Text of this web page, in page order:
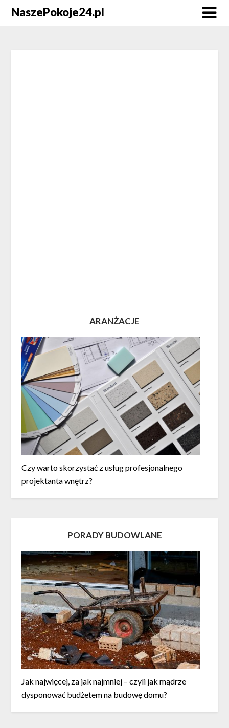
NaszePokoje24.pl
ARANŻACJE
Czy warto skorzystać z usług profesjonalnego
projektanta wnętrz?
PORADY BUDOWLANE
Jak najwięcej, za jak najmniej – czyli jak mądrze
dysponować budżetem na budowę domu?